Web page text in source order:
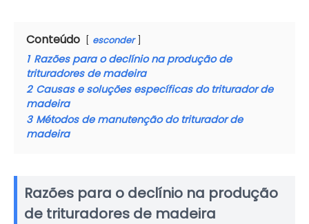
Conteúdo esconder
1 Razões para o declínio na produção de
trituradores de madeira
2 Causas e soluções específicas do triturador de
madeira
3 Métodos de manutenção do triturador de
madeira
Razões para o declínio na produção
de trituradores de madeira